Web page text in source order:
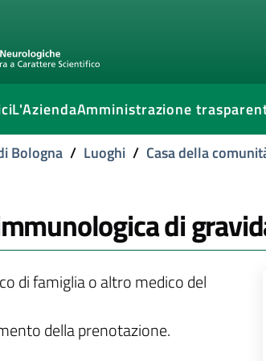
L'AziendaAmministrazione
Bologna / Luoghi / Casa della
di
di famiglia o altro medico del
della prenotazione.